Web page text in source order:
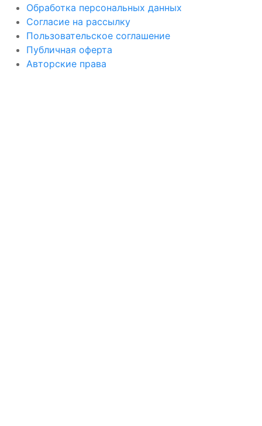
Обработка персональных данных
Согласие на рассылку
Пользовательское соглашение
Публичная оферта
Авторские права